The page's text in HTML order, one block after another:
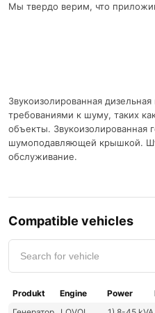
Мы твердо верим, что
Звукоизолированная
требованиями к шуму, таких
объекты. Звукоизолированная
шумоподавляющей крышкой.
обслуживание.
Compatible vehicles
Produkt Engine Power